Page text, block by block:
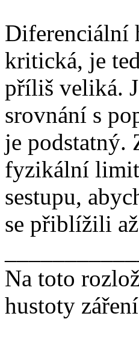
Diferenciální
kritická, je
příliš veliká.
srovnání s
je
fyzikální
sestupu,
se přiblížili
Na toto
hustoty